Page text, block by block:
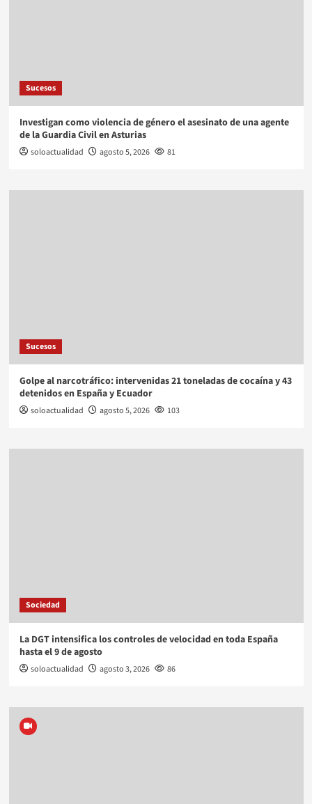
Sucesos
Investigan como violencia de género el asesinato de una agente
de la Guardia Civil en Asturias
soloactualidad agosto 5, 2026 81
Sucesos
Golpe al narcotráfico: intervenidas 21 toneladas de cocaína y 43
detenidos en España y Ecuador
soloactualidad agosto 5, 2026 103
Sociedad
La DGT intensifica los controles de velocidad en toda España
hasta el 9 de agosto
soloactualidad agosto 3, 2026 86